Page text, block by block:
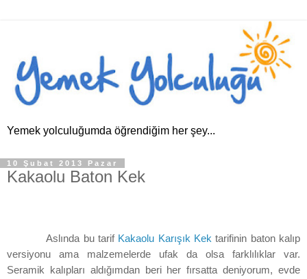
Yemek yolculuğumda öğrendiğim her şey...
10 Şubat 2013 Pazar
Kakaolu Baton Kek
Aslında bu tarif Kakaolu Karışık Kek tarifinin baton kalıp
versiyonu ama malzemelerde ufak da olsa farklılıklar var.
Seramik kalıpları aldığımdan beri her fırsatta deniyorum, evde